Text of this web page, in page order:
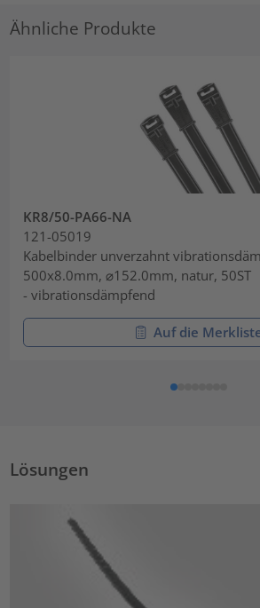
Ähnliche Produkte
KR8/50-PA66-NA
121-05019
Kabelbinder unverzahnt
500x8.0mm, ⌀152.0mm, natur, 50ST
- vibrationsdämpfend
Auf die
Lösungen